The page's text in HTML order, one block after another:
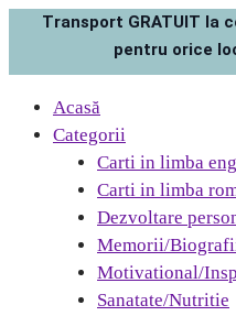
Transport GRATUIT la
pentru orice
Acasă
Categorii
Carti in limba
Carti in limba
Dezvoltare
Memorii/
Motivational/
Sanatate/Nutritie